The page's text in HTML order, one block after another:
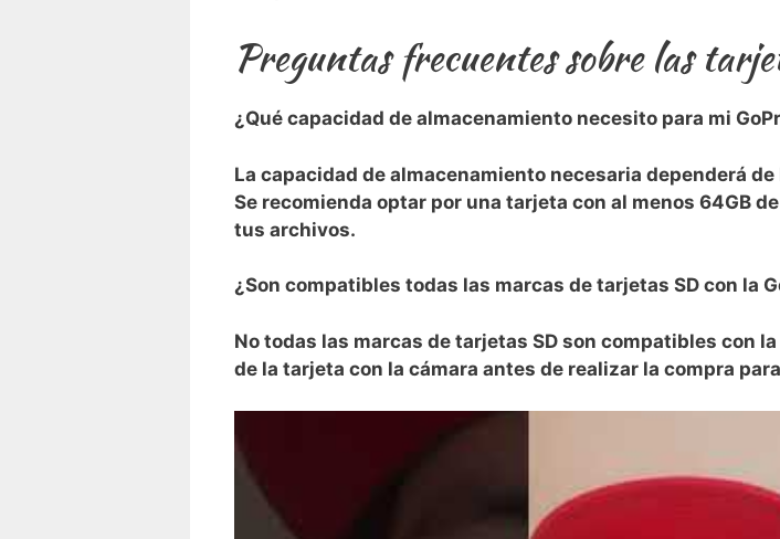
Preguntas frecuentes sobre las
¿Qué capacidad de almacenamiento necesito para mi
La capacidad de almacenamiento necesaria dependerá
Se recomienda optar por una tarjeta con al menos 64GB
tus archivos.
¿Son ⁢compatibles todas las marcas de⁤ tarjetas SD con​ la
No todas‌ las marcas de tarjetas SD⁣ son compatibles con
de la tarjeta con la cámara antes de ⁢realizar la compra